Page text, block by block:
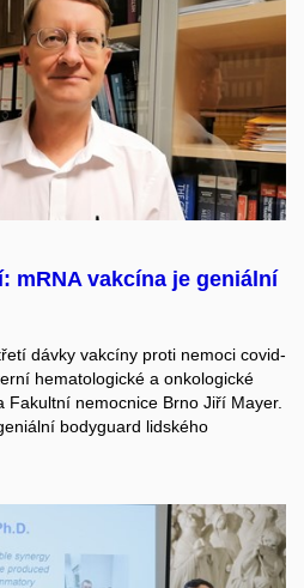
mRNA vakcína je geniální
dávky vakcíny proti nemoci covid-
hematologické a onkologické
Fakultní nemocnice Brno Jiří Mayer.
bodyguard lidského